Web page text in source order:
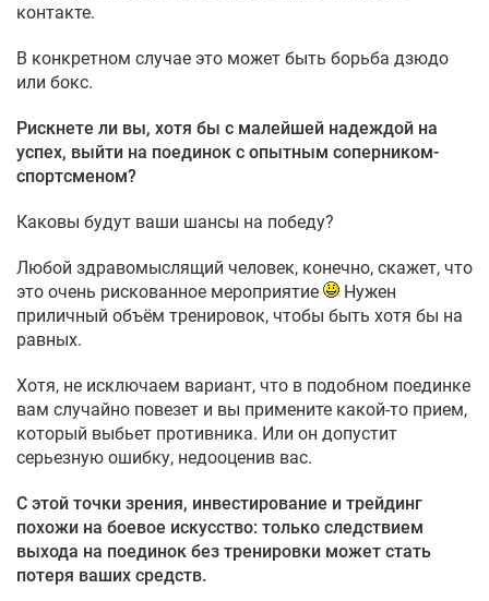
контакте.
В конкретном случае это может быть борьба дзюдо
или бокс.
Рискнете ли вы, хотя бы с малейшей надеждой на
успех, выйти на поединок с опытным соперником-
спортсменом?
Каковы будут ваши шансы на победу?
Любой здравомыслящий человек, конечно, скажет, что
это очень рискованное мероприятие
Нужен
приличный объём тренировок, чтобы быть хотя бы на
равных.
Хотя, не исключаем вариант, что в подобном поединке
вам случайно повезет и вы примените какой-то прием,
который выбьет противника. Или он допустит
серьезную ошибку, недооценив вас.
С этой точки зрения, инвестирование и трейдинг
похожи на боевое искусство: только следствием
выхода на поединок без тренировки может стать
потеря ваших средств.